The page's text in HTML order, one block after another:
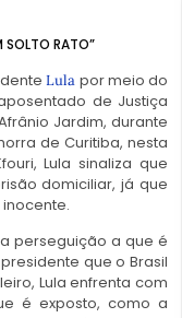
SOLTO RATO”
Lula por meio do
de Justiça
Jardim, durante
de Curitiba, nesta
Lula sinaliza que
domiciliar, já que
perseguição a que é
que o Brasil
Lula enfrenta com
é exposto, como a